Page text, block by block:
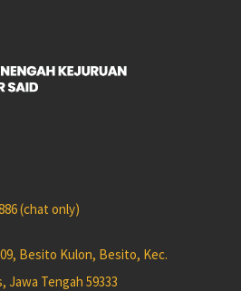
(chat only)
Besito Kulon, Besito, Kec.
Jawa Tengah 59333